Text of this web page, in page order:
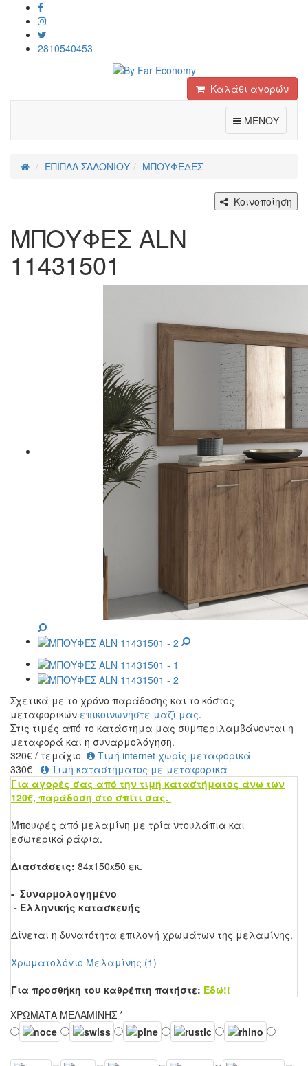
2810540453
Καλάθι αγορών
ΜΕΝΟΥ
ΕΠΙΠΛΑ ΣΑΛΟΝΙΟΥ ΜΠΟΥΦΕΔΕΣ
Κοινοποίηση
ΜΠΟΥΦΕΣ ALN
11431501
Σχετικά με το χρόνο παράδοσης και το κόστος
μεταφορικών επικοινωνήστε μαζί μας.
Στις τιμές από το κατάστημα μας συμπεριλαμβάνονται η
μεταφορά και η συναρμολόγηση.
320€ / τεμάχιο
Τιμή internet χωρίς μεταφορικά
330€
Τιμή καταστήματος με μεταφορικά
Για αγορές σας από την τιμή καταστήματος άνω των
120€, παράδοση στο σπίτι σας.
Μπουφές από μελαμίνη με τρία ντουλάπια και
εσωτερικά ράφια.
Διαστάσεις: 84x150x50 εκ.
- Συναρμολογημένο
- Ελληνικής κατασκευής
Δίνεται η δυνατότητα επιλογή χρωμάτων της μελαμίνης.
Χρωματολόγιο Μελαμίνης (1)
Για προσθήκη του καθρέπτη πατήστε: Εδώ!!
ΧΡΩΜΑΤΑ ΜΕΛΑΜΙΝΗΣ *